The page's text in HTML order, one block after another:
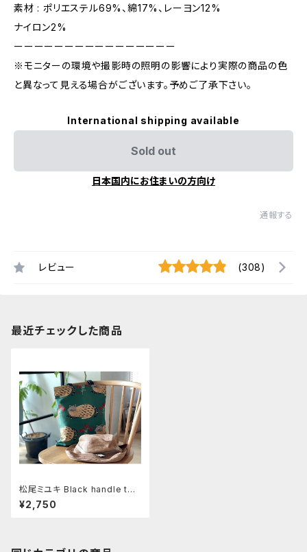
素材 : ポリエステル69%、綿17%、レーヨン12%
ナイロン2%
ーーーーーーーーーーーーーーーー
※モニターの環境や撮影時の照明の影響により実際の商品の色
と異なって見える場合がございます。予めご了承下さい。
International shipping available
Sold out
日本国内にお住まいの方向け
通報する
レビュー (308)
最近チェックした商品
松尾ミユキ Black handle tot
e 【Beige cat】
¥2,750